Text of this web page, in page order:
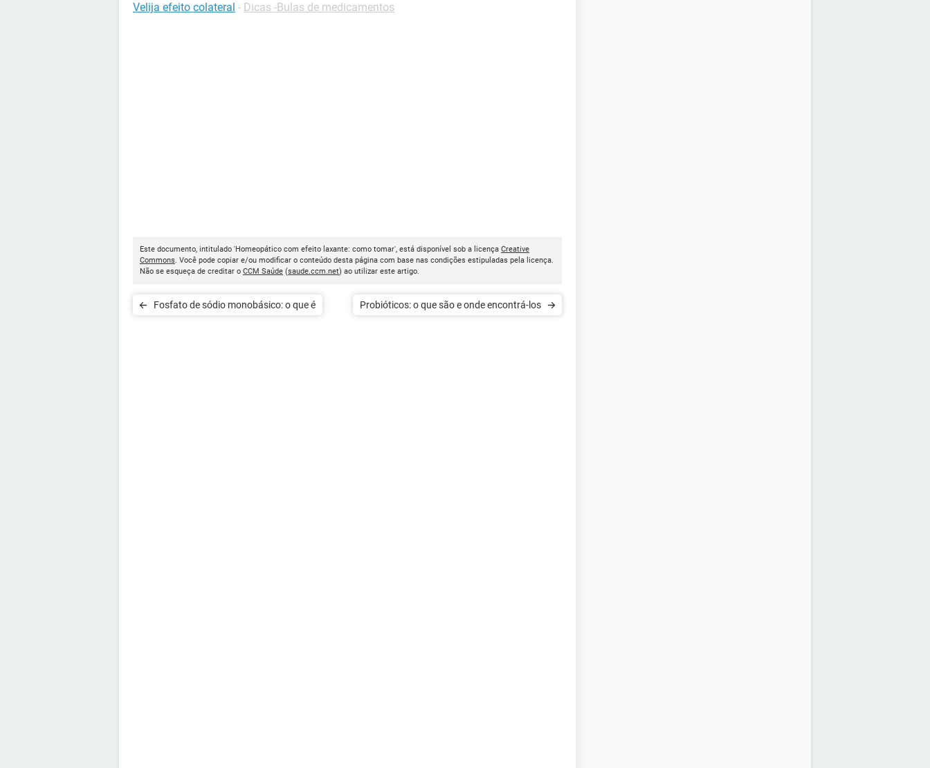
Velija efeito colateral - Dicas -Bulas de medicamentos
Este documento, intitulado 'Homeopático com efeito laxante: como tomar', está disponível sob a licença Creative
Commons. Você pode copiar e/ou modificar o conteúdo desta página com base nas condições estipuladas pela licença.
Não se esqueça de creditar o CCM Saúde (saude.ccm.net) ao utilizar este artigo.
Fosfato de sódio monobásico: o que é Probióticos: o que são e onde encontrá-los